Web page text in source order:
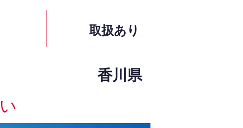
取扱あり
香川県